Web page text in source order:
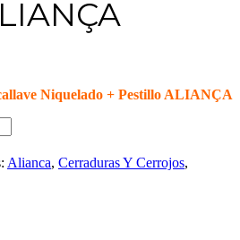
Niquelado + Pestillo ALIANÇA
Alianca, Cerraduras Y Cerrojos,